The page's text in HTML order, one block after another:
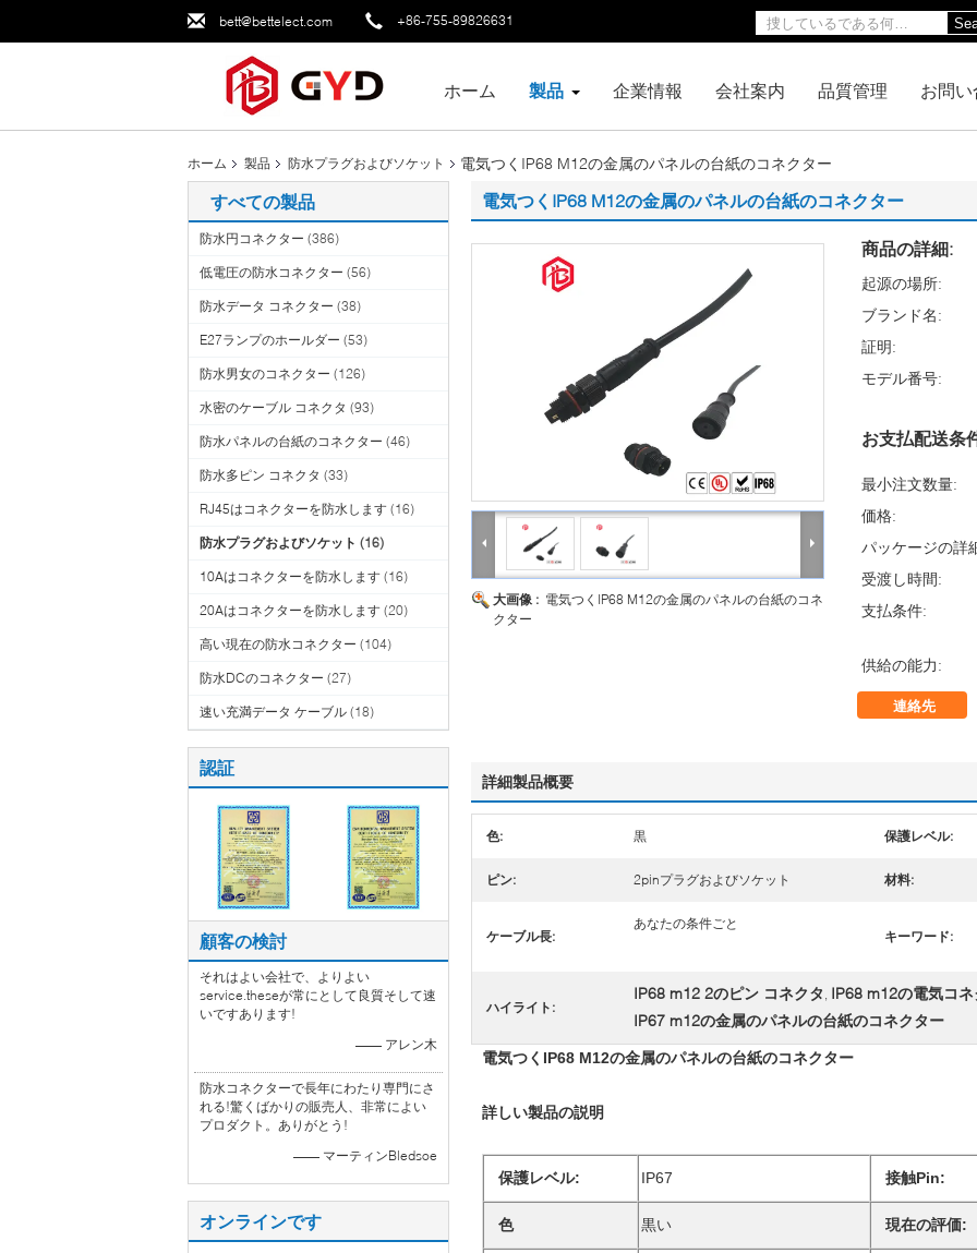
bett@bettelect.com +86-755-89826631
ホーム 製品 企業情報 会社案内 品質管理 お問
ホーム 製品 防水プラグおよびソケット 電気つくIP68 M12の金属のパネルの台紙のコネクター
すべての製品
防水円コネクター (386)
低電圧の防水コネクター (56)
防水データ コネクター (38)
E27ランプのホールダー (53)
防水男女のコネクター (126)
水密のケーブル コネクタ (93)
防水パネルの台紙のコネクター (46)
防水多ピン コネクタ (33)
RJ45はコネクターを防水します (16)
防水プラグおよびソケット (16)
10Aはコネクターを防水します (16)
20Aはコネクターを防水します (20)
高い現在の防水コネクター (104)
防水DCのコネクター (27)
速い充満データ ケーブル (18)
認証
顧客の検討
それはよい会社で、よりよい
service.theseが常にとして良質そして速
いですあります!
—— アレン木
防水コネクターで長年にわたり専門にさ
れる!驚くばかりの販売人、非常によい
プロダクト。ありがとう!
—— マーティンBledsoe
オンラインです
電気つくIP68 M12の金属のパネルの台紙のコネクター
大画像 : 電気つくIP68 M12の金属のパネルの台紙のコネ
クター
商品の詳細:
起源の場所:
ブランド名:
証明:
モデル番号:
お支払配送条
最小注文数量:
価格:
パッケージの詳
受渡し時間:
支払条件:
供給の能力:
連絡先
詳細製品概要
色: 黒 保護レベル:
ピン: 2pinプラグおよびソケット 材料:
ケーブル長:
あなたの条件ごと
キーワード:
ハイライト:
IP68 m12 2のピン コネクタ IP68 m12の電気コ
IP67 m12の金属のパネルの台紙のコネクター
電気つくIP68 M12の金属のパネルの台紙のコネクター
詳しい製品の説明
保護レベル: IP67 接触Pin:
色 黒い 現在の評価: